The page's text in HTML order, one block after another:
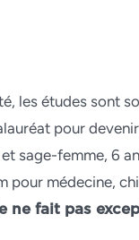
les études sont
pour
sage-femme, 6
pour médecine,
ne fait pas